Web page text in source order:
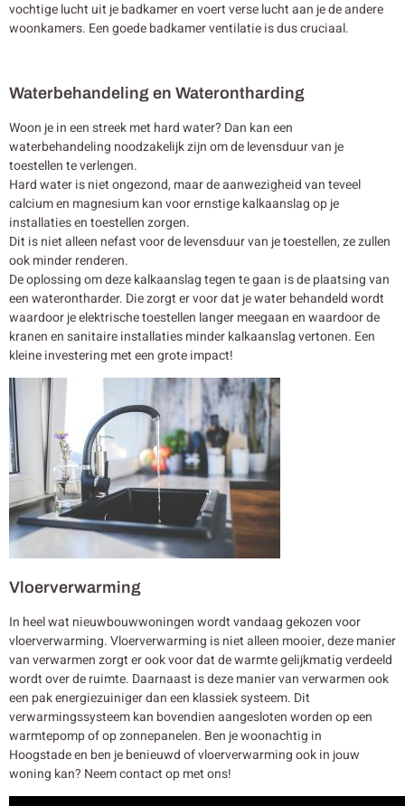
vochtige lucht uit je badkamer en voert verse lucht aan je de andere
woonkamers. Een goede badkamer ventilatie is dus cruciaal.
Waterbehandeling en Waterontharding
Woon je in een streek met hard water? Dan kan een
waterbehandeling noodzakelijk zijn om de levensduur van je
toestellen te verlengen.
Hard water is niet ongezond, maar de aanwezigheid van teveel
calcium en magnesium kan voor ernstige kalkaanslag op je
installaties en toestellen zorgen.
Dit is niet alleen nefast voor de levensduur van je toestellen, ze zullen
ook minder renderen.
De oplossing om deze kalkaanslag tegen te gaan is de plaatsing van
een waterontharder. Die zorgt er voor dat je water behandeld wordt
waardoor je elektrische toestellen langer meegaan en waardoor de
kranen en sanitaire installaties minder kalkaanslag vertonen. Een
kleine investering met een grote impact!
Vloerverwarming
In heel wat nieuwbouwwoningen wordt vandaag gekozen voor
vloerverwarming. Vloerverwarming is niet alleen mooier, deze manier
van verwarmen zorgt er ook voor dat de warmte gelijkmatig verdeeld
wordt over de ruimte. Daarnaast is deze manier van verwarmen ook
een pak energiezuiniger dan een klassiek systeem. Dit
verwarmingssysteem kan bovendien aangesloten worden op een
warmtepomp of op zonnepanelen. Ben je woonachtig in
Hoogstade en ben je benieuwd of vloerverwarming ook in jouw
woning kan? Neem contact op met ons!